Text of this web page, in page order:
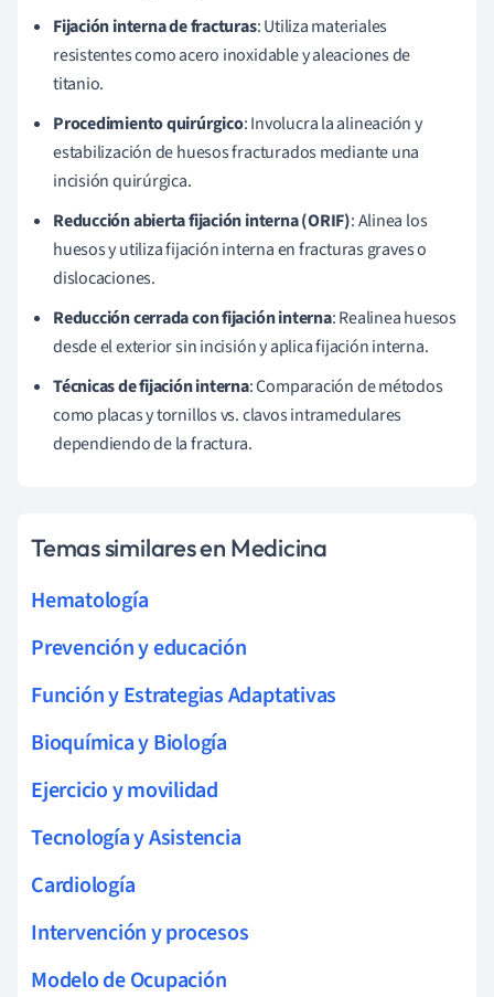
Fijación interna de fracturas: Utiliza materiales
resistentes como acero inoxidable y aleaciones de
titanio.
Procedimiento quirúrgico: Involucra la alineación y
estabilización de huesos fracturados mediante una
incisión quirúrgica.
Reducción abierta fijación interna (ORIF): Alinea los
huesos y utiliza fijación interna en fracturas graves o
dislocaciones.
Reducción cerrada con fijación interna: Realinea huesos
desde el exterior sin incisión y aplica fijación interna.
Técnicas de fijación interna: Comparación de métodos
como placas y tornillos vs. clavos intramedulares
dependiendo de la fractura.
Temas similares en Medicina
Hematología
Prevención y educación
Función y Estrategias Adaptativas
Bioquímica y Biología
Ejercicio y movilidad
Tecnología y Asistencia
Cardiología
Intervención y procesos
Modelo de Ocupación